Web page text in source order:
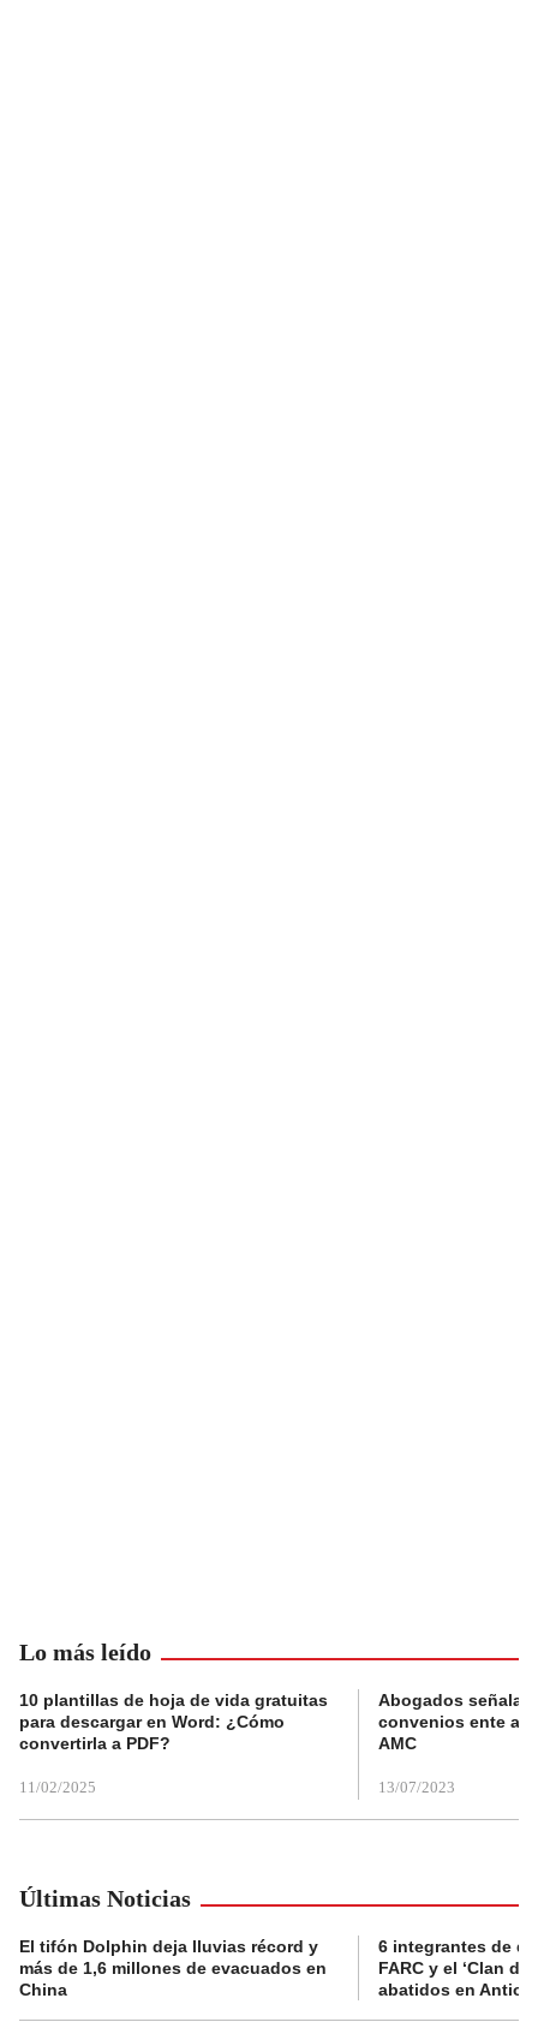
Lo más leído
10 plantillas de hoja de vida gratuitas
para descargar en Word: ¿Cómo
convertirla a PDF?
11/02/2025
Abogados
convenios ente
AMC
13/07/2023
Últimas Noticias
El tifón Dolphin deja lluvias récord y
más de 1,6 millones de evacuados en
China
6 integrantes de
FARC y el ‘Clan
abatidos en